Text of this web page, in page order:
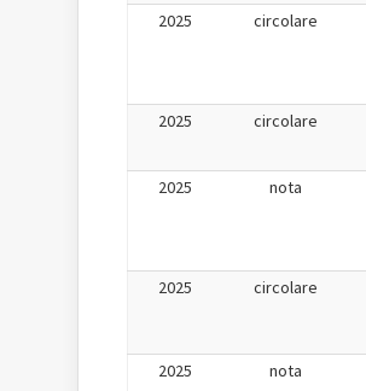
2025
circolare
2025
circolare
2025
nota
2025
circolare
2025
nota